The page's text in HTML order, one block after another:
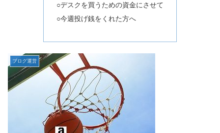
○デスクを買うための資金にさせて
○今週投げ銭をくれた方へ
ブログ運営